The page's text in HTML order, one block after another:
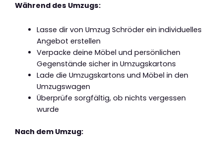
Während des Umzugs:
Lasse dir von Umzug Schröder ein individuelles
Angebot erstellen
Verpacke deine Möbel und persönlichen
Gegenstände sicher in Umzugskartons
Lade die Umzugskartons und Möbel in den
Umzugswagen
Überprüfe sorgfältig, ob nichts vergessen
wurde
Nach dem Umzug: